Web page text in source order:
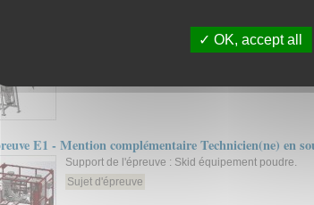
E1 - Mention complémentaire Technicien(ne) en
Support de l'épreuve : Silo mélangeur.
E1 - Mention complémentaire Technicien(ne) en
Support de l'épreuve : Skid équipement poudre.
Sujet d'épreuve
OK, accept all